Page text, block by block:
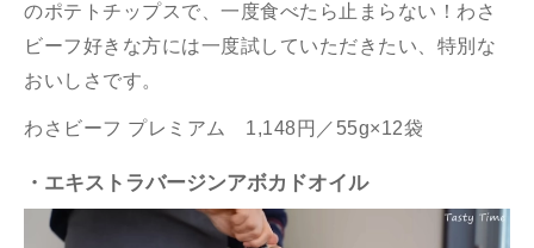
のポテトチップスで、一度食べたら止まらない！わさ
ビーフ好きな方には一度試していただきたい、特別な
おいしさです。
わさビーフ プレミアム 1,148円／55g×12袋
・エキストラバージンアボカドオイル